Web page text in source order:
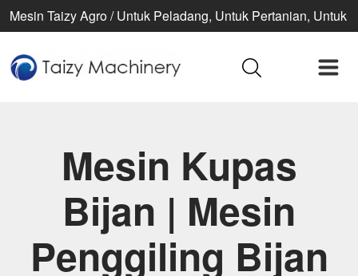
Mesin Taizy Agro / Untuk Peladang, Untuk Pertanian, Untuk
Mesin Kupas
Bijan | Mesin
Penggiling Bijan